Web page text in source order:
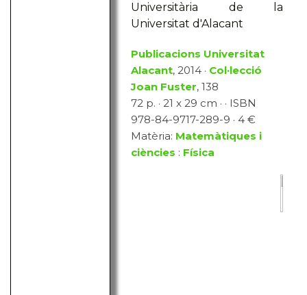
Universitària de la
Universitat d'Alacant
Publicacions Universitat
Alacant, 2014 · Col·lecció
Joan Fuster, 138
72 p. · 21 x 29 cm · · ISBN
978-84-9717-289-9 · 4 €
Matèria: Matemàtiques i
ciències : Física